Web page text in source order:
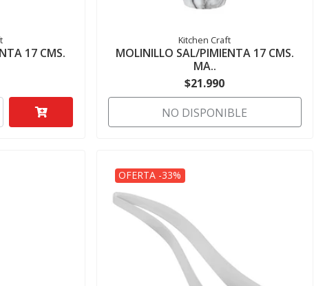
17 CMS.
Kitchen Craft
MOLINILLO SAL/PIMIENTA 17 CMS.
MA..
$21.990
NO DISPONIBLE
OFERTA -33%